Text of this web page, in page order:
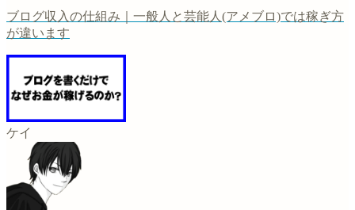
ブログ収入の仕組み｜一般人と芸能人(アメブロ)では稼ぎ方
が違います
ケイ